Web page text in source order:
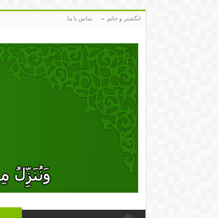
انگشتر و خاتم تماس با ما